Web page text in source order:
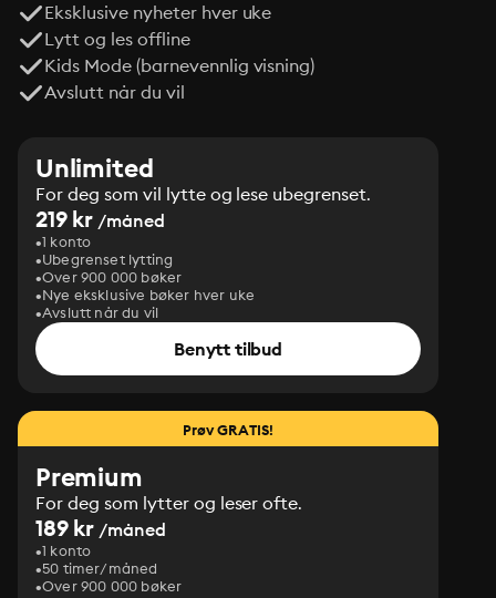
Eksklusive nyheter hver uke
Lytt og les offline
Kids Mode (barnevennlig visning)
Avslutt når du vil
Unlimited
For deg som vil lytte og lese ubegrenset.
219 kr /måned
1 konto
Ubegrenset lytting
Over 900 000 bøker
Nye eksklusive bøker hver uke
Avslutt når du vil
Benytt tilbud
Prøv GRATIS!
Premium
For deg som lytter og leser ofte.
189 kr /måned
1 konto
50 timer/måned
Over 900 000 bøker